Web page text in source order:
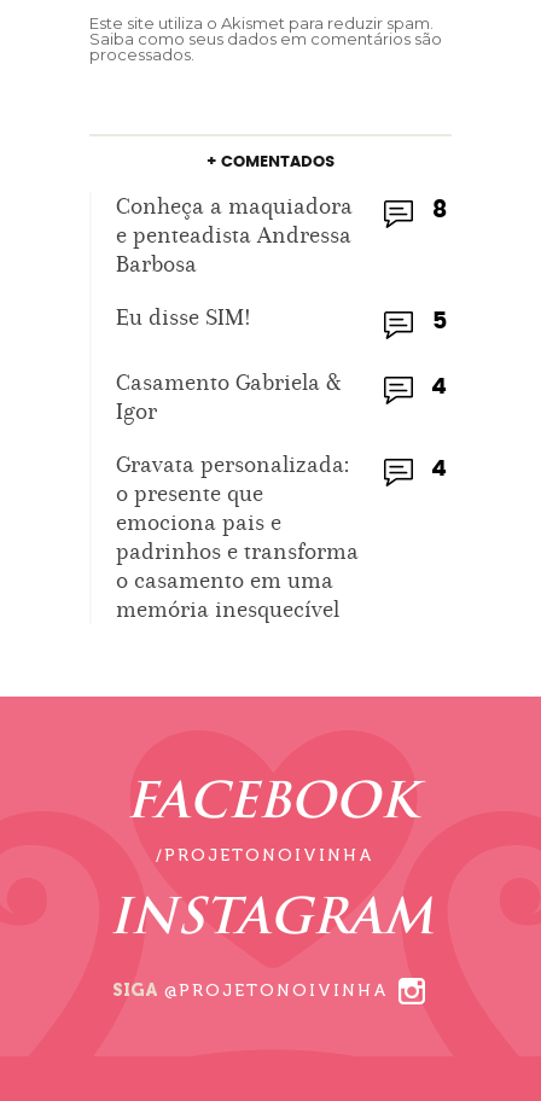
Este site utiliza o Akismet para reduzir spam.
Saiba como seus dados em comentários são
processados
+ COMENTADOS
8
Conheça a maquiadora
e penteadista Andressa
Barbosa
5
Eu disse SIM!
4
Casamento Gabriela &
Igor
4
Gravata personalizada:
o presente que
emociona pais e
padrinhos e transforma
o casamento em uma
memória inesquecível
FACEBOOK
/PROJETONOIVINHA
INSTAGRAM
SIGA @PROJETONOIVINHA